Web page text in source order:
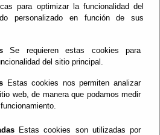
para optimizar la funcionalidad del
personalizado en función de sus
Se requieren estas cookies para
del sitio principal.
Estas cookies nos permiten analizar
web, de manera que podamos medir
Estas cookies son utilizadas por
Menú Cultura
al Área
Cine e